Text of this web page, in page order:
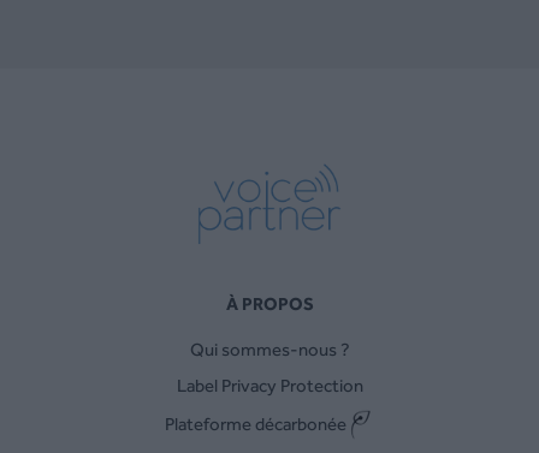
À PROPOS
Qui sommes-nous ?
Label Privacy Protection
Plateforme décarbonée